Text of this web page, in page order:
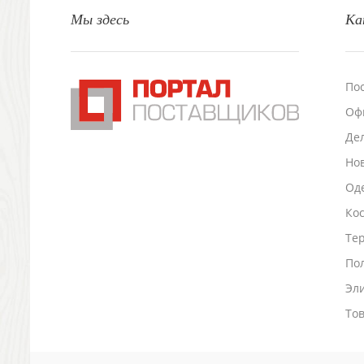
Подставки для визиток записок телефонов
Промо
Антистрессы
Мы здесь